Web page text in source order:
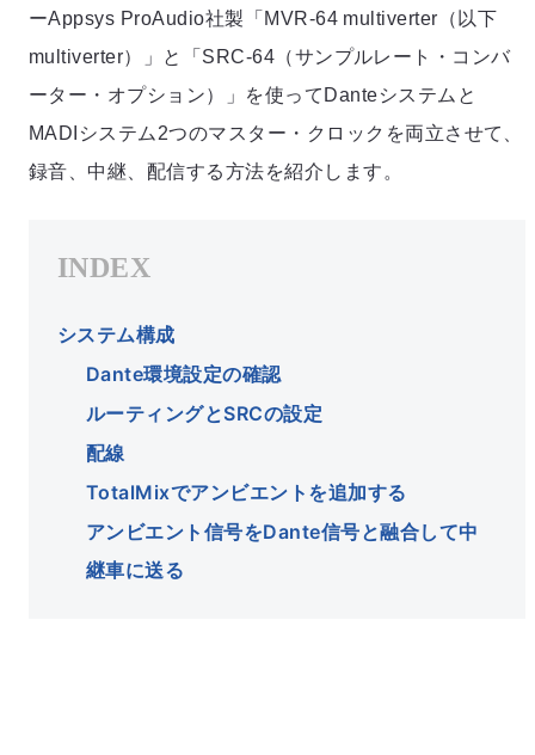
ーAppsys ProAudio社製「MVR-64 multiverter（以下
multiverter）」と「SRC-64（サンプルレート・コンバ
ーター・オプション）」を使ってDanteシステムと
MADIシステム2つのマスター・クロックを両立させて、
録音、中継、配信する方法を紹介します。
システム構成
Dante環境設定の確認
ルーティングとSRCの設定
配線
TotalMixでアンビエントを追加する
アンビエント信号をDante信号と融合して中
継車に送る